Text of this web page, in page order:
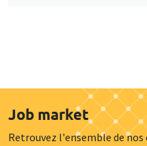
Job market
Retrouvez l'ensemble de